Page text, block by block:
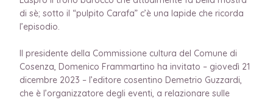
di sè; sotto il “pulpito Carafa” c’è una lapide che ricorda
l’episodio.
Il presidente della Commissione cultura del Comune di
Cosenza, Domenico Frammartino ha invitato – giovedì 21
dicembre 2023 – l’editore cosentino Demetrio Guzzardi,
che è l’organizzatore degli eventi, a relazionare sulle